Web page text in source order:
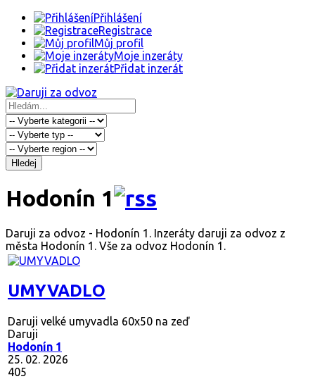
Přihlášení
Registrace
Můj profil
Moje inzeráty
Přidat inzerát
Hledej
Hodonín 1
Daruji za odvoz - Hodonín 1. Inzeráty daruji za odvoz z
města Hodonín 1. Vše za odvoz Hodonín 1.
UMYVADLO
Daruji velké umyvadla 60x50 na zeď
Daruji
Hodonín 1
25. 02. 2026
405